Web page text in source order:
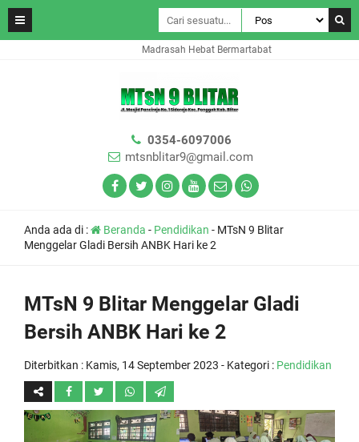
Madrasah Hebat Bermartabat
0354-6097006
mtsnblitar9@gmail.com
Anda ada di : Beranda - Pendidikan - MTsN 9 Blitar
Menggelar Gladi Bersih ANBK Hari ke 2
MTsN 9 Blitar Menggelar Gladi
Bersih ANBK Hari ke 2
Diterbitkan : Kamis, 14 September 2023 - Kategori : Pendidikan